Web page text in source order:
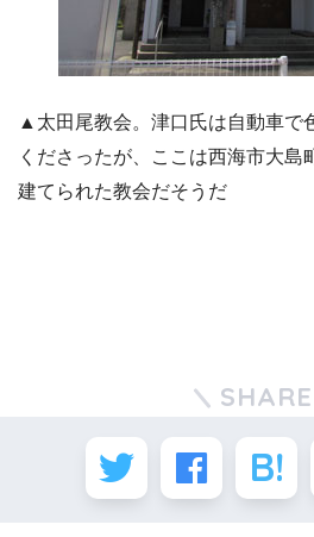
▲太田尾教会。津口氏は自動車で
くださったが、ここは西海市大島
建てられた教会だそうだ
SHARE